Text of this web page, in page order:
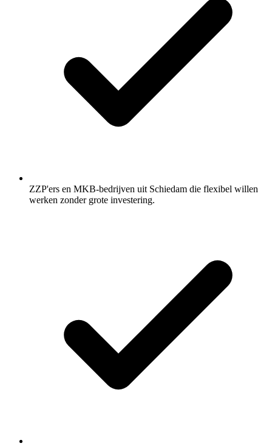
ZZP'ers en MKB-bedrijven uit Schiedam die flexibel willen
werken zonder grote investering.